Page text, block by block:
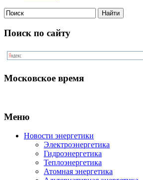
Поиск по сайту
Московское время
Меню
Новости энергетики
Электроэнергетика
Гидроэнергетика
Теплоэнергетика
Атомная энергетика